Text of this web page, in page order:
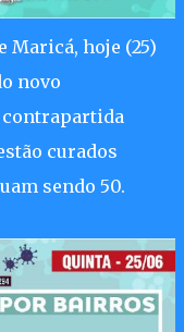
Maricá, hoje (25)
novo
curados
sendo 50.